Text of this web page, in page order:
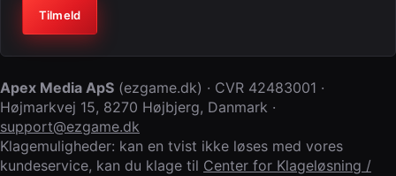
Virksomhed (lad feltet stå tomt)
Tilmeld
Apex Media ApS (ezgame.dk) · CVR 42483001 ·
Højmarkvej 15, 8270 Højbjerg, Danmark ·
support@ezgame.dk
Klagemuligheder: kan en tvist ikke løses med vores
kundeservice, kan du klage til Center for Klageløsning /